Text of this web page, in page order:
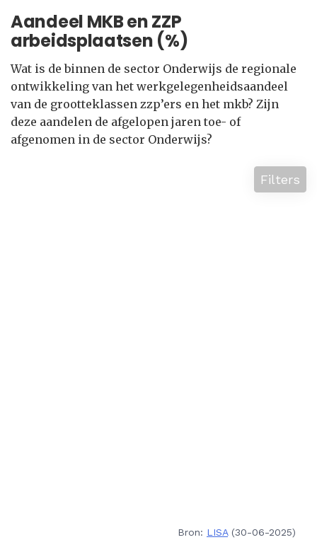
Aandeel MKB en ZZP
arbeidsplaatsen (%)
Wat is de binnen de sector Onderwijs de regionale
ontwikkeling van het werkgelegenheidsaandeel
van de grootteklassen zzp’ers en het mkb? Zijn
deze aandelen de afgelopen jaren toe- of
afgenomen in de sector Onderwijs?
Filters
Bron: LISA(30-06-2025)